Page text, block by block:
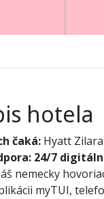
hotela
čaká: Hyatt
24/7
nemecky
myTUI,